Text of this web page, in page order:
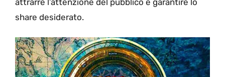
share desiderato.